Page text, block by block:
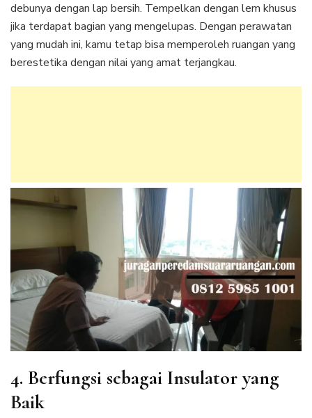
debunya dengan lap bersih. Tempelkan dengan lem khusus
jika terdapat bagian yang mengelupas. Dengan perawatan
yang mudah ini, kamu tetap bisa memperoleh ruangan yang
berestetika dengan nilai yang amat terjangkau.
4. Berfungsi sebagai Insulator yang
Baik